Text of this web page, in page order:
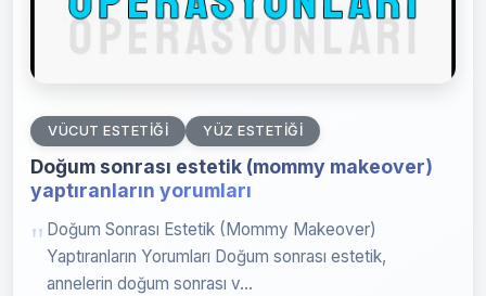
VÜCUT ESTETIĞI YÜZ ESTETIĞI
Doğum sonrası estetik (mommy makeover)
yaptıranların yorumları
Doğum Sonrası Estetik (Mommy Makeover)
Yaptıranların Yorumları Doğum sonrası estetik,
annelerin doğum sonrası v...